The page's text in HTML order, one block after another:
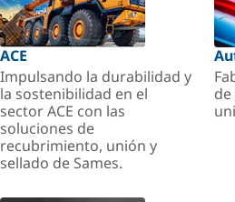
ACE
Impulsando la durabilidad y
la sostenibilidad en el
sector ACE con las
soluciones de
recubrimiento, unión y
sellado de Sames.